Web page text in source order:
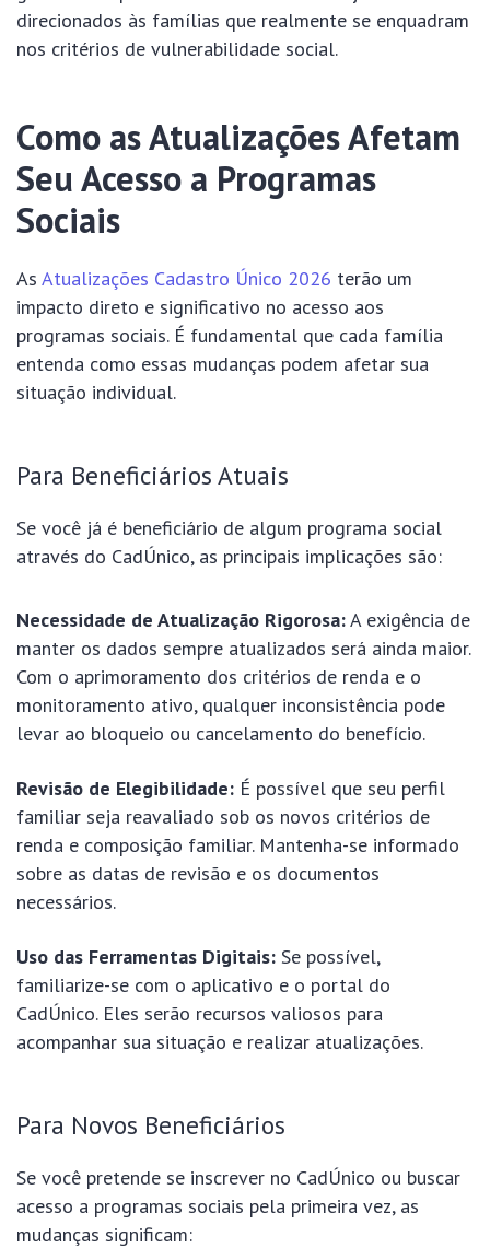
direcionados às famílias que realmente se enquadram
nos critérios de vulnerabilidade social.
Como as Atualizações Afetam
Seu Acesso a Programas
Sociais
As Atualizações Cadastro Único 2026 terão um
impacto direto e significativo no acesso aos
programas sociais. É fundamental que cada família
entenda como essas mudanças podem afetar sua
situação individual.
Para Beneficiários Atuais
Se você já é beneficiário de algum programa social
através do CadÚnico, as principais implicações são:
Necessidade de Atualização Rigorosa:A exigência de
manter os dados sempre atualizados será ainda maior.
Com o aprimoramento dos critérios de renda e o
monitoramento ativo, qualquer inconsistência pode
levar ao bloqueio ou cancelamento do benefício.
Revisão de Elegibilidade: É possível que seu perfil
familiar seja reavaliado sob os novos critérios de
renda e composição familiar. Mantenha-se informado
sobre as datas de revisão e os documentos
necessários.
Uso das Ferramentas Digitais: Se possível,
familiarize-se com o aplicativo e o portal do
CadÚnico. Eles serão recursos valiosos para
acompanhar sua situação e realizar atualizações.
Para Novos Beneficiários
Se você pretende se inscrever no CadÚnico ou buscar
acesso a programas sociais pela primeira vez, as
mudanças significam: